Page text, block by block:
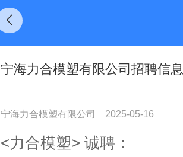
宁海力合模塑有限公司招聘信息
宁海力合模塑有限公司 2025-05-16
<力合模塑> 诚聘：